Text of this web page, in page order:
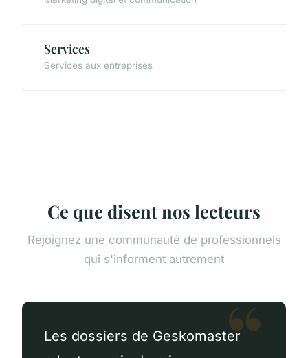
Services
Services aux entreprises
Ce que disent nos lecteurs
Rejoignez une communauté de professionnels
qui s'informent autrement
Les dossiers de Geskomaster